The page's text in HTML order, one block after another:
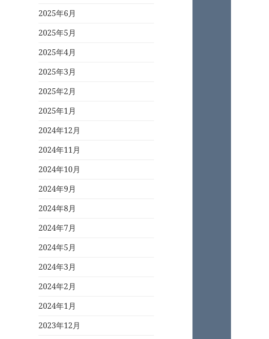
2025年6月
2025年5月
2025年4月
2025年3月
2025年2月
2025年1月
2024年12月
2024年11月
2024年10月
2024年9月
2024年8月
2024年7月
2024年5月
2024年3月
2024年2月
2024年1月
2023年12月